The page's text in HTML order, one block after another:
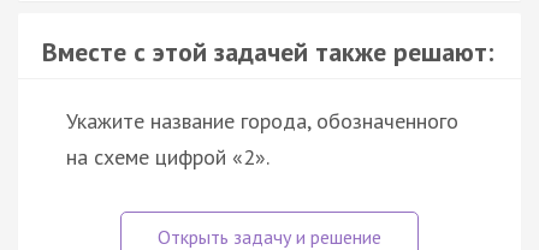
Вместе с этой задачей также решают:
Укажите название города, обозначенного
на схеме цифрой «2».